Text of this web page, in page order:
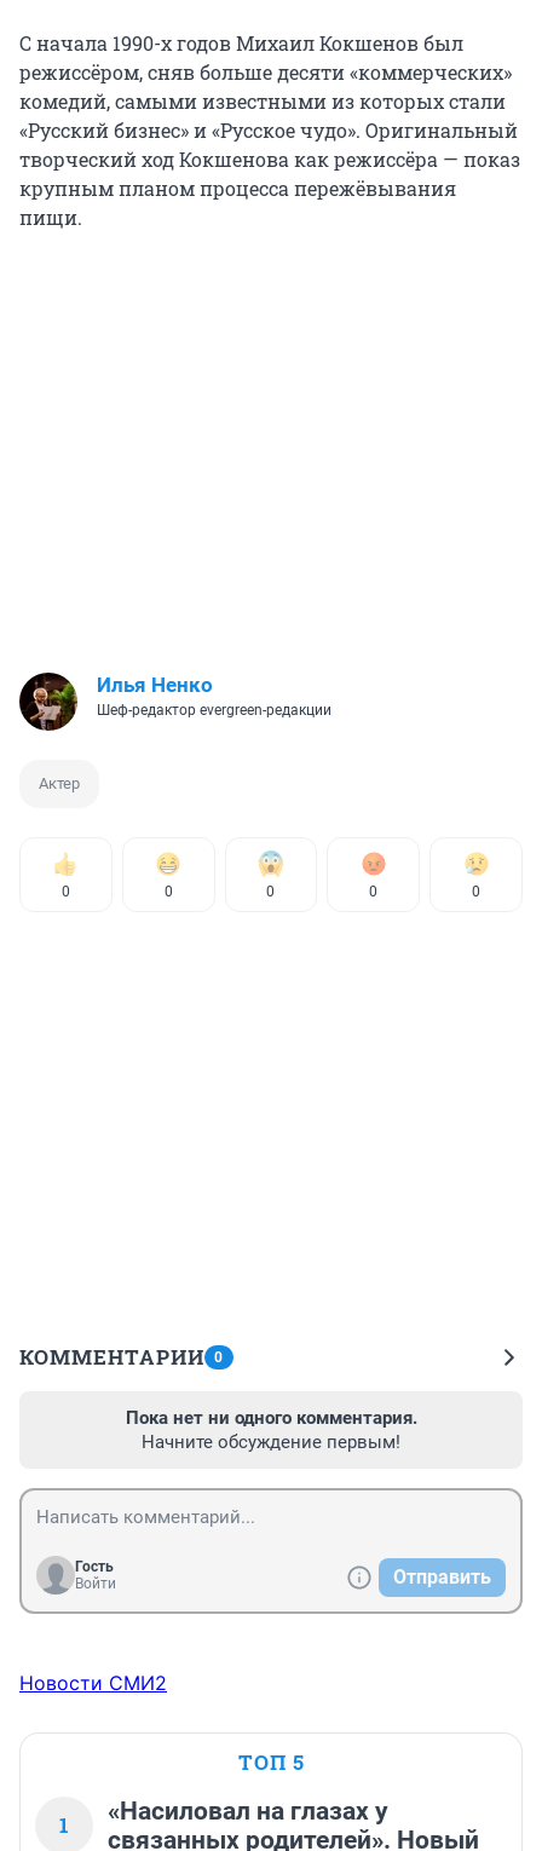
С начала 1990-х годов Михаил Кокшенов был
режиссёром, сняв больше десяти «коммерческих»
комедий, самыми известными из которых стали
«Русский бизнес» и «Русское чудо». Оригинальный
творческий ход Кокшенова как режиссёра — показ
крупным планом процесса пережёвывания
пищи.
Илья Ненко
Шеф-редактор evergreen-редакции
Актер
0 0 0 0 0
КОММЕНТАРИИ 0
Пока нет ни одного комментария.
Начните обсуждение первым!
Гость
Войти
Отправить
Новости СМИ2
ТОП 5
1
«Насиловал на глазах у
связанных родителей». Новый